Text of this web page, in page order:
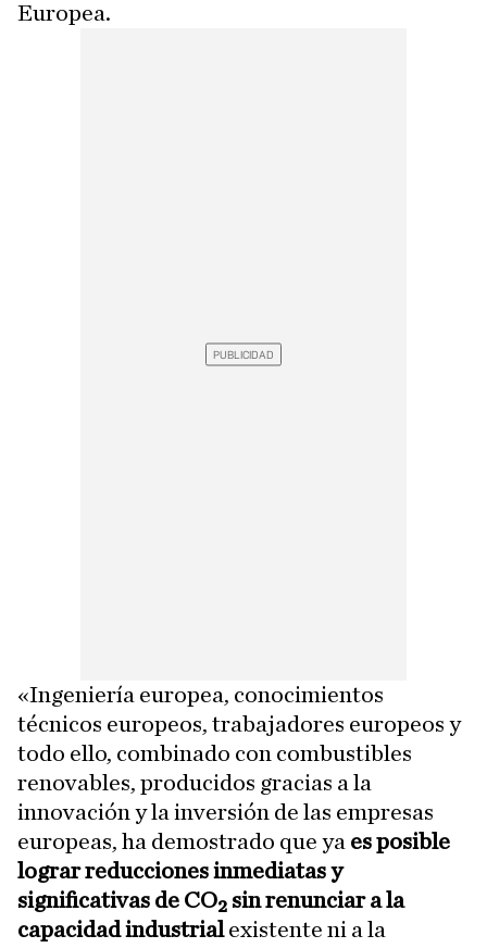
Europea.
«Ingeniería europea, conocimientos
técnicos europeos, trabajadores europeos y
todo ello, combinado con combustibles
renovables, producidos gracias a la
innovación y la inversión de las empresas
europeas, ha demostrado que ya es posible
lograr reducciones inmediatas y
significativas de CO₂ sin renunciar a la
capacidad industrialexistente ni a la